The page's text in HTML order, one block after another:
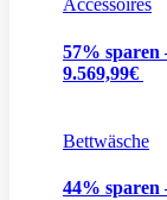
Accessoires
57% sparen
9.569,99€
Bettwäsche
44% sparen